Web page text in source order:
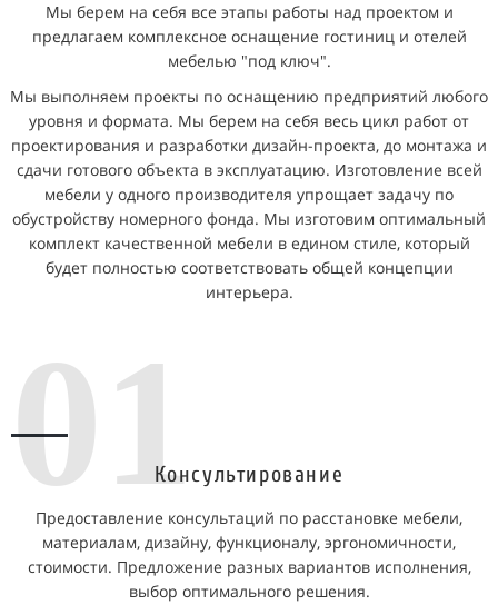
Мы берем на себя все этапы работы над проектом и
предлагаем комплексное оснащение гостиниц и отелей
мебелью "под ключ".
Мы выполняем проекты по оснащению предприятий любого
уровня и формата. Мы берем на себя весь цикл работ от
проектирования и разработки дизайн-проекта, до монтажа и
сдачи готового объекта в эксплуатацию. Изготовление всей
мебели у одного производителя упрощает задачу по
обустройству номерного фонда. Мы изготовим оптимальный
комплект качественной мебели в едином стиле, который
будет полностью соответствовать общей концепции
интерьера.
01Консультирование
Предоставление консультаций по расстановке мебели,
материалам, дизайну, функционалу, эргономичности,
стоимости. Предложение разных вариантов исполнения,
выбор оптимального решения.